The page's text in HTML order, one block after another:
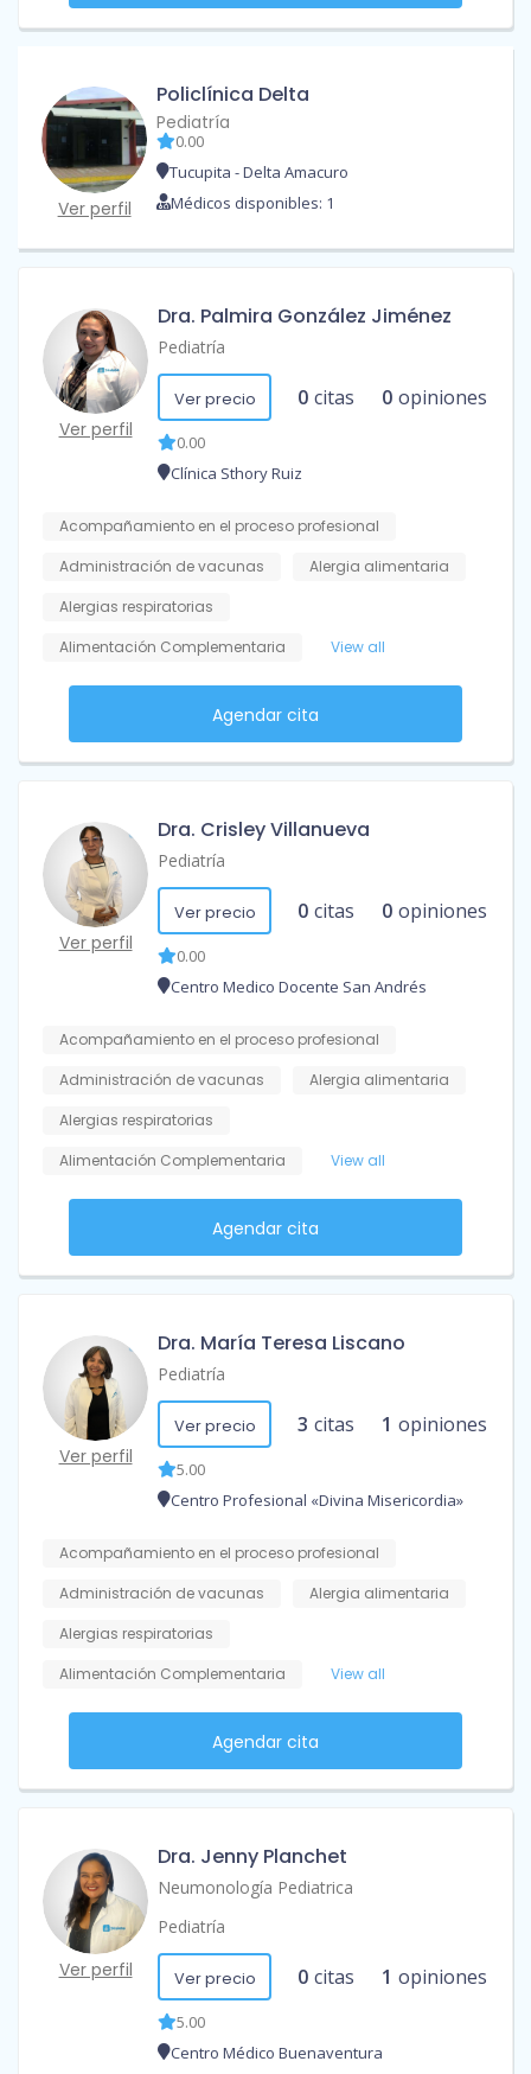
Ver perfil
Policlínica Delta
Pediatría
0.00
Tucupita - Delta Amacuro
Médicos disponibles: 1
Ver perfil
Dra. Palmira González Jiménez
Pediatría
Ver precio 0 citas 0 opiniones
0.00
Clínica Sthory Ruiz
Acompañamiento en el proceso profesional
Administración de vacunas
Alergia alimentaria
Alergias respiratorias
Alimentación Complementaria
View all
Agendar cita
Ver perfil
Dra. Crisley Villanueva
Pediatría
Ver precio 0 citas 0 opiniones
0.00
Centro Medico Docente San Andrés
Acompañamiento en el proceso profesional
Administración de vacunas
Alergia alimentaria
Alergias respiratorias
Alimentación Complementaria
View all
Agendar cita
Ver perfil
Dra. María Teresa Liscano
Pediatría
Ver precio 3 citas 1 opiniones
5.00
Centro Profesional «Divina Misericordia»
Acompañamiento en el proceso profesional
Administración de vacunas
Alergia alimentaria
Alergias respiratorias
Alimentación Complementaria
View all
Agendar cita
Ver perfil
Dra. Jenny Planchet
Neumonología Pediatrica
Pediatría
Ver precio 0 citas 1 opiniones
5.00
Centro Médico Buenaventura